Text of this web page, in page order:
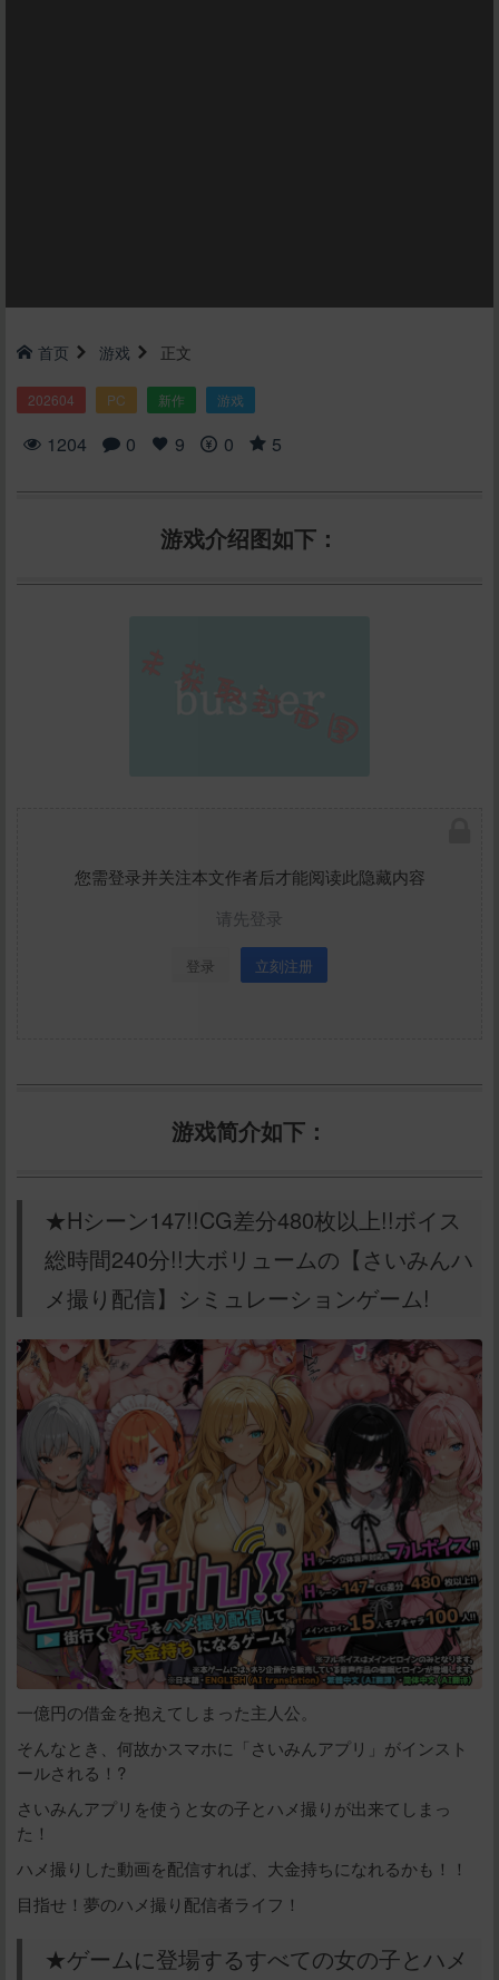
首页 游戏 正文
202604 PC 新作 游戏
1204 0 9 0 5
游戏介绍图如下：
您需登录并关注本文作者后才能阅读此隐藏内容
请先登录
登录 立刻注册
游戏简介如下：
★Hシーン147!!CG差分480枚以上!!ボイス
総時間240分!!大ボリュームの【さいみんハ
メ撮り配信】シミュレーションゲーム!
一億円の借金を抱えてしまった主人公。
そんなとき、何故かスマホに「さいみんアプリ」がインスト
ールされる！?
さいみんアプリを使うと女の子とハメ撮りが出来てしまっ
た！
ハメ撮りした動画を配信すれば、大金持ちになれるかも！！
目指せ！夢のハメ撮り配信者ライフ！
★ゲームに登場するすべての女の子とハメ